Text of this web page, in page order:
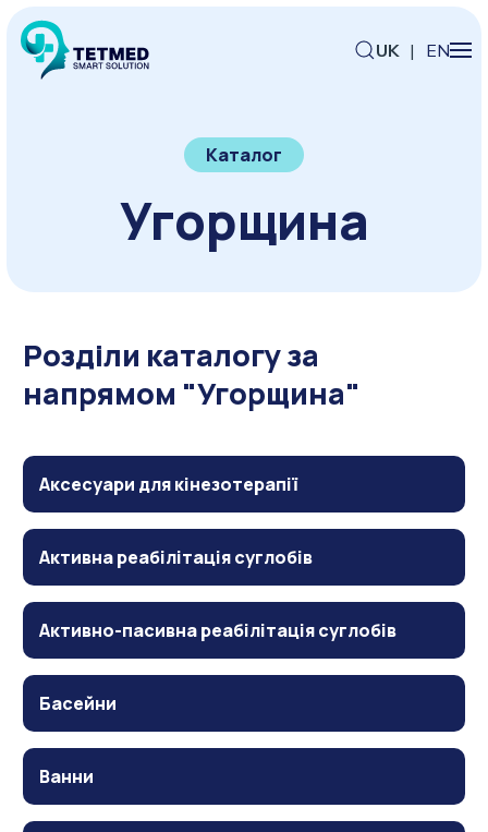
UK | EN
Каталог
Угорщина
Розділи каталогу за
напрямом "Угорщина"
Аксесуари для кінезотерапії
Активна реабілітація суглобів
Активно-пасивна реабілітація суглобів
Басейни
Ванни